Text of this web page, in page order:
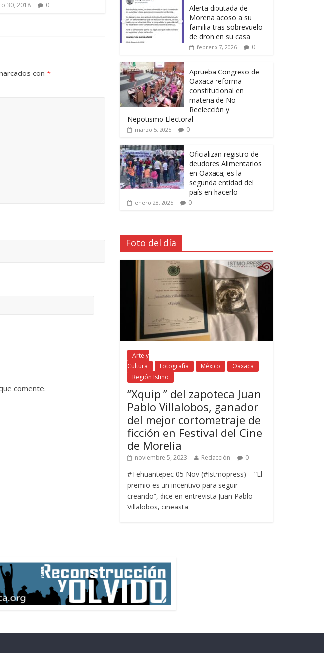
30, 2018 0
con *
comente.
Alerta diputada de
Morena acoso a su
familia tras sobrevuelo
de dron en su casa
febrero 7, 2026 0
Aprueba Congreso de
Oaxaca reforma
constitucional en
materia de No
Reelección y
Nepotismo Electoral
marzo 5, 2025 0
Oficializan registro de
deudores Alimentarios
en Oaxaca; es la
segunda entidad del
país en hacerlo
enero 28, 2025 0
Foto del día
Arte y
Cultura
Fotografía México
Oaxaca
Región Istmo
“Xquipi” del zapoteca Juan
Pablo Villalobos, ganador
del mejor cortometraje de
ficción en Festival del Cine
de Morelia
noviembre 5, 2023 Redacción 0
#Tehuantepec 05 Nov (#Istmopress) – “El
premio es un incentivo para seguir
creando”, dice en entrevista Juan Pablo
Villalobos, cineasta